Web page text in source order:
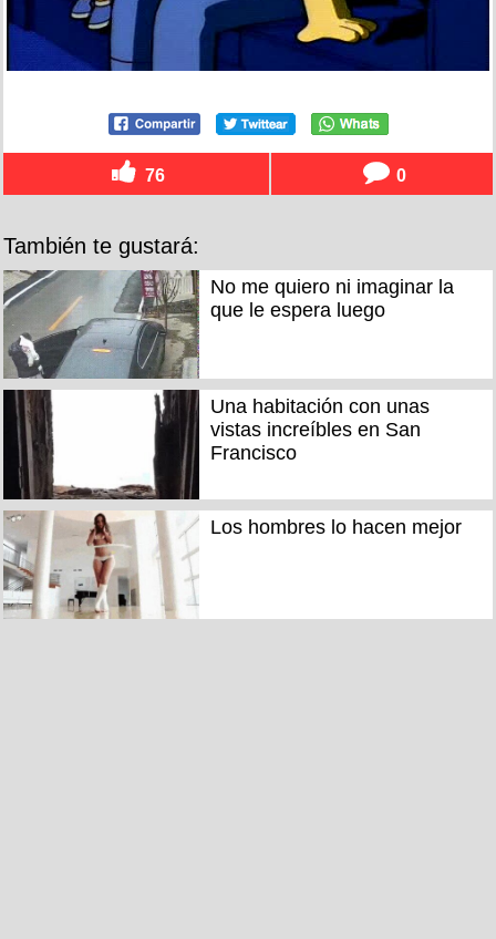
76 0
También te gustará:
No me quiero ni imaginar la
que le espera luego
Una habitación con unas
vistas increíbles en San
Francisco
Los hombres lo hacen mejor